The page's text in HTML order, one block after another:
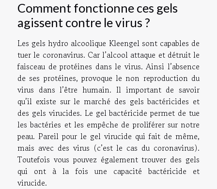
Comment fonctionne ces gels
agissent contre le virus ?
Les gels hydro alcoolique Kleengel sont capables de
tuer le coronavirus. Car l’alcool attaque et détruit le
faisceau de protéines dans le virus. Ainsi l’absence
de ses protéines, provoque le non reproduction du
virus dans l’être humain. Il important de savoir
qu’il existe sur le marché des gels bactéricides et
des gels virucides. Le gel bactéricide permet de tue
les bactéries et les empêche de proliférer sur notre
peau. Pareil pour le gel virucide qui fait de même,
mais avec des virus (c’est le cas du coronavirus).
Toutefois vous pouvez également trouver des gels
qui ont à la fois une capacité bactéricide et
virucide.